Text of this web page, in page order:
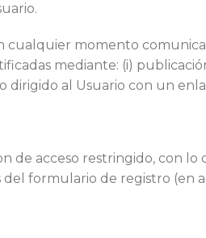
cualquier momento
mediante: (i)
dirigido al Usuario con un
de acceso restringido, con
formulario de registro (en